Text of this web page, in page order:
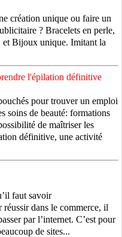
création unique ou faire un
? Bracelets en perle,
Bijoux unique. Imitant la
l'épilation définitive
pour trouver un emploi
soins de beauté: formations
de maîtriser les
définitive, une activité
faut savoir
dans le commerce, il
par l’internet. C’est pour
de sites...